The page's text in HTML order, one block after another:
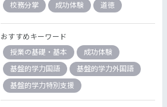
校務分掌 成功体験 道徳
おすすめキーワード
授業の基礎・基本
成功体験
基盤的学力国語
基盤的学力外国語
基盤的学力特別支援